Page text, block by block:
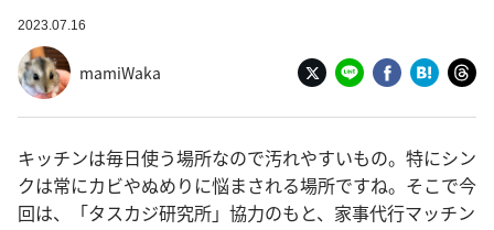
2023.07.16
mamiWaka
キッチンは毎日使う場所なので汚れやすいもの。特にシン
クは常にカビやぬめりに悩まされる場所ですね。そこで今
回は、「タスカジ研究所」協力のもと、家事代行マッチン